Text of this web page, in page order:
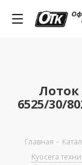
Лоток
6525/30/
Главная -
Kyocera